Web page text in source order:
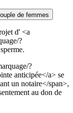
de femmes
d' <a
?
?
anticipée</a> se
un notaire</span>,
au don de